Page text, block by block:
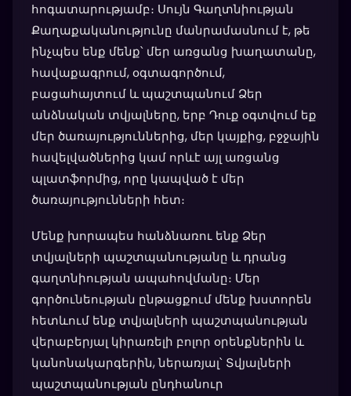
հոգատարությամբ։ Սույն Գաղտնիության
Քաղաքականությունը մանրամասնում է, թե
ինչպես ենք մենք՝ մեր առցանց խաղատանը,
հավաքագրում, օգտագործում,
բացահայտում և պաշտպանում Ձեր
անձնական տվյալները, երբ Դուք օգտվում եք
մեր ծառայություններից, մեր կայքից, բջջային
հավելվածներից կամ որևէ այլ առցանց
պլատֆորմից, որը կապված է մեր
ծառայությունների հետ։
Մենք խորապես հանձնառու ենք Ձեր
տվյալների պաշտպանությանը և դրանց
գաղտնիության ապահովմանը։ Մեր
գործունեության ընթացքում մենք խստորեն
հետևում ենք տվյալների պաշտպանության
վերաբերյալ կիրառելի բոլոր օրենքներին և
կանոնակարգերին, ներառյալ՝ Տվյալների
պաշտպանության ընդհանուր